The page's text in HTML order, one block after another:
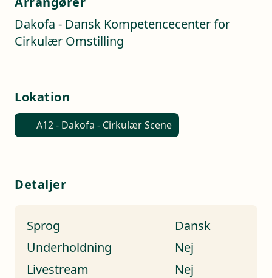
Dakofa - Dansk Kompetencecenter for
Cirkulær Omstilling
Lokation
A12 - Dakofa - Cirkulær Scene
Detaljer
Sprog
Dansk
Underholdning
Nej
Livestream
Nej